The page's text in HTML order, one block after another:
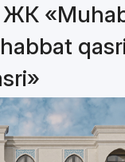
ЖК